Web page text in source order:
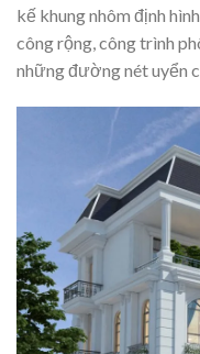
kế khung nhôm định
công rộng, công trình
những đường nét uyển